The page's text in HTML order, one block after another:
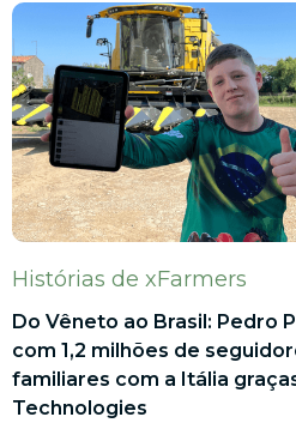
Histórias de xFarmers
Do Vêneto ao Brasil: Pedro
com 1,2 milhões de
familiares com a Itália
Technologies